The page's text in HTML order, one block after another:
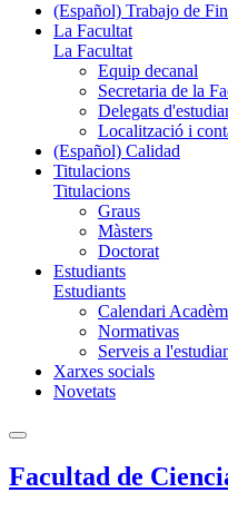
(Español) Trabajo de
La Facultat
La Facultat
Equip decanal
Secretaria de la
Delegats
Localització i
(Español) Calidad
Titulacions
Titulacions
Graus
Màsters
Doctorat
Estudiants
Estudiants
Calendari
Normativas
Serveis a
Xarxes socials
Novetats
Facultad de